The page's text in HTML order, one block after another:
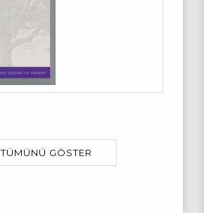
TÜMÜNÜ GÖSTER